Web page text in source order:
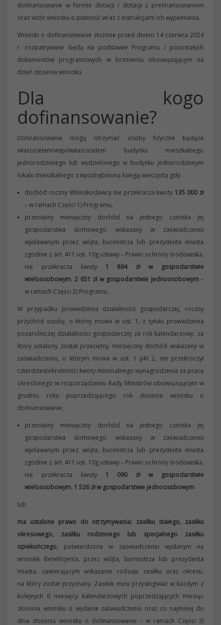
dofinansowanie w formie dotacji / dotacji z prefinansowaniem
oraz wzór wniosku o płatność wraz z instrukcjami ich wypełniania.
Wnioski o dofinansowanie złożone przed dniem 14 czerwca 2024
r. rozpatrywane będą na podstawie Programu i pozostałych
dokumentów programowych w brzmieniu obowiązującym na
dzień złożenia wniosku.
Dla kogo
dofinansowanie?
Dofinansowanie mogą otrzymać osoby fizyczne będące
właścicielem/współwłaścicielem budynku mieszkalnego
jednorodzinnego lub wydzielonego w budynku jednorodzinnym
lokalu mieszkalnego z wyodrębnioną księgą wieczystą gdy:
dochód roczny Wnioskodawcy nie przekracza kwoty 135 000 zł
– w ramach Części 1) Programu,
przeciętny miesięczny dochód na jednego członka jej
gospodarstwa domowego wskazany w zaświadczeniu
wydawanym przez wójta, burmistrza lub prezydenta miasta
zgodnie z art. 411 ust. 10g ustawy – Prawo ochrony środowiska,
nie przekracza kwoty 1 894 zł w gospodarstwie
wieloosobowym,2 651 zł w gospodarstwie jednoosobowym–
w ramach Części 2) Programu,
W przypadku prowadzenia działalności gospodarczej, roczny
przychód osoby, o której mowa w ust. 1, z tytułu prowadzenia
pozarolniczej działalności gospodarczej za rok kalendarzowy, za
który ustalony został przeciętny miesięczny dochód wskazany w
zaświadczeniu, o którym mowa w ust. 1 pkt 2, nie przekroczył
czterdziestokrotności kwoty minimalnego wynagrodzenia za pracę
określonego w rozporządzeniu Rady Ministrów obowiązującym w
grudniu roku poprzedzającego rok złożenia wniosku o
dofinansowanie,
przeciętny miesięczny dochód na jednego członka jej
gospodarstwa domowego wskazany w zaświadczeniu
wydawanym przez wójta, burmistrza lub prezydenta miasta
zgodnie z art. 411 ust. 10g ustawy – Prawo ochrony środowiska,
nie przekracza kwoty 1 090 zł w gospodarstwie
wieloosobowym, 1 526 zł w gospodarstwie jednoosobowym
lub
ma ustalone prawo do otrzymywania: zasiłku stałego, zasiłku
okresowego, zasiłku rodzinnego lub specjalnego zasiłku
opiekuńczego, potwierdzone w zaświadczeniu wydanym na
wniosek Beneficjenta, przez wójta, burmistrza lub prezydenta
miasta, zawierającym wskazanie rodzaju zasiłku oraz okresu,
na który został przyznany. Zasiłek musi przysługiwać w każdym z
kolejnych 6 miesięcy kalendarzowych poprzedzających miesiąc
złożenia wniosku o wydanie zaświadczenia oraz co najmniej do
dnia złożenia wniosku o dofinansowanie – w ramach Części 3)